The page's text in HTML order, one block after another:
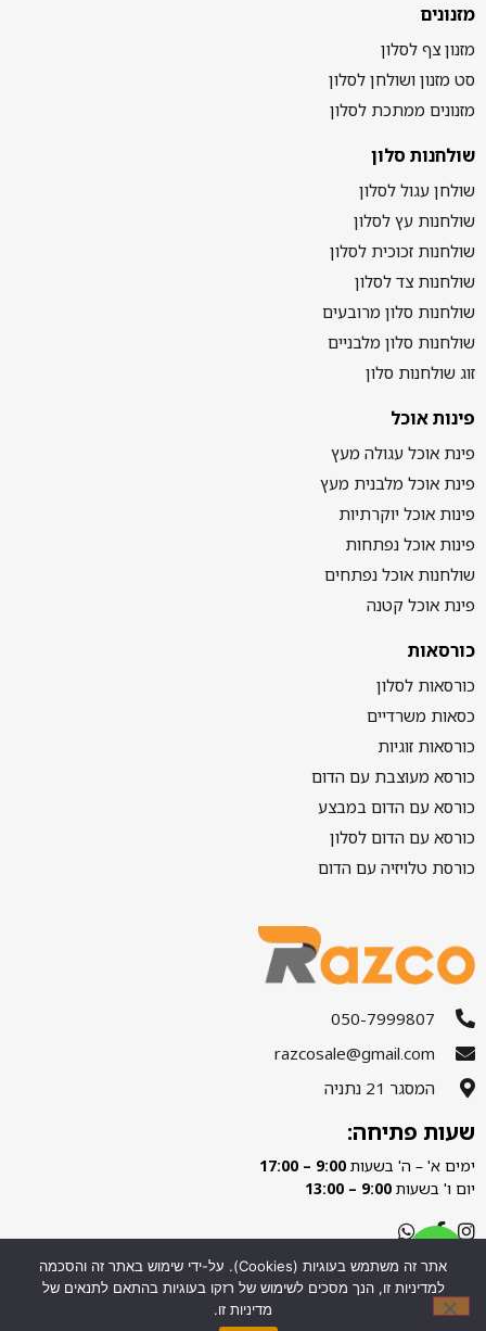
מזנונים
מזנון צף לסלון
סט מזנון ושולחן לסלון
מזנונים ממתכת לסלון
שולחנות סלון
שולחן עגול לסלון
שולחנות עץ לסלון
שולחנות זכוכית לסלון
שולחנות צד לסלון
שולחנות סלון מרובעים
שולחנות סלון מלבניים
זוג שולחנות סלון
פינות אוכל
פינת אוכל עגולה מעץ
פינת אוכל מלבנית מעץ
פינות אוכל יוקרתיות
פינות אוכל נפתחות
שולחנות אוכל נפתחים
פינת אוכל קטנה
כורסאות
כורסאות לסלון
כסאות משרדיים
כורסאות זוגיות
כורסא מעוצבת עם הדום
כורסא עם הדום במבצע
כורסא עם הדום לסלון
כורסת טלויזיה עם הדום
050-7999807
razcosale@gmail.com
המסגר 21 נתניה
שעות פתיחה:
ימים א' – ה' בשעות 9:00 – 17:00
יום ו' בשעות 9:00 – 13:00
לחצו לניווט
אתר זה משתמש בעוגיות (Cookies). על-ידי שימוש באתר זה והסכמה
למדיניות זו, הנך מסכים לשימוש של רזקו בעוגיות בהתאם לתנאים של
מדיניות זו.